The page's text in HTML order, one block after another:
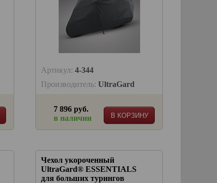
Артикул: 4-344
Производитель: UltraGard
В КОРЗИНУ
7 896 руб.
в наличии
Чехол укороченный
UltraGard® ESSENTIALS
для больших турингов